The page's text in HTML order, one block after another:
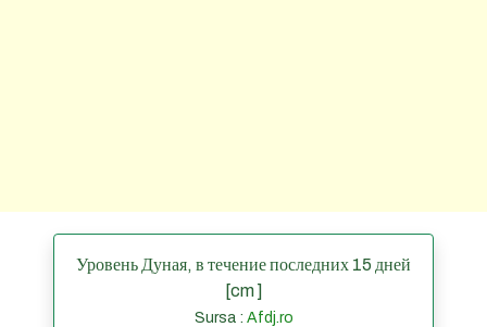
Уровень Дуная, в течение последних 15 дней
[cm ]
Sursa : Afdj.ro